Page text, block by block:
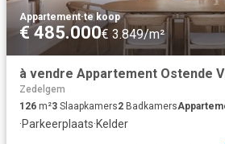
Appartement·te koop
€ 485.000€ 3.849/m²
à vendre Appartement Ostende
Zedelgem
126 m²3 Slaapkamers2 Badkamers
·Parkeerplaats·Kelder